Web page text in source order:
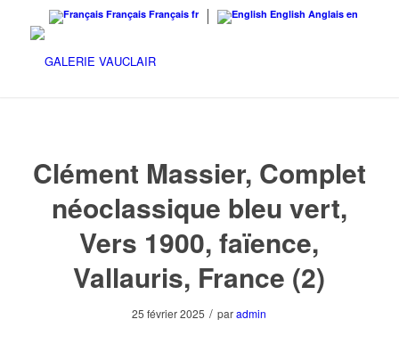
Français Français fr English Anglais en
Clément Massier, Complet
néoclassique bleu vert,
Vers 1900, faïence,
Vallauris, France (2)
25 février 2025 / paradmin